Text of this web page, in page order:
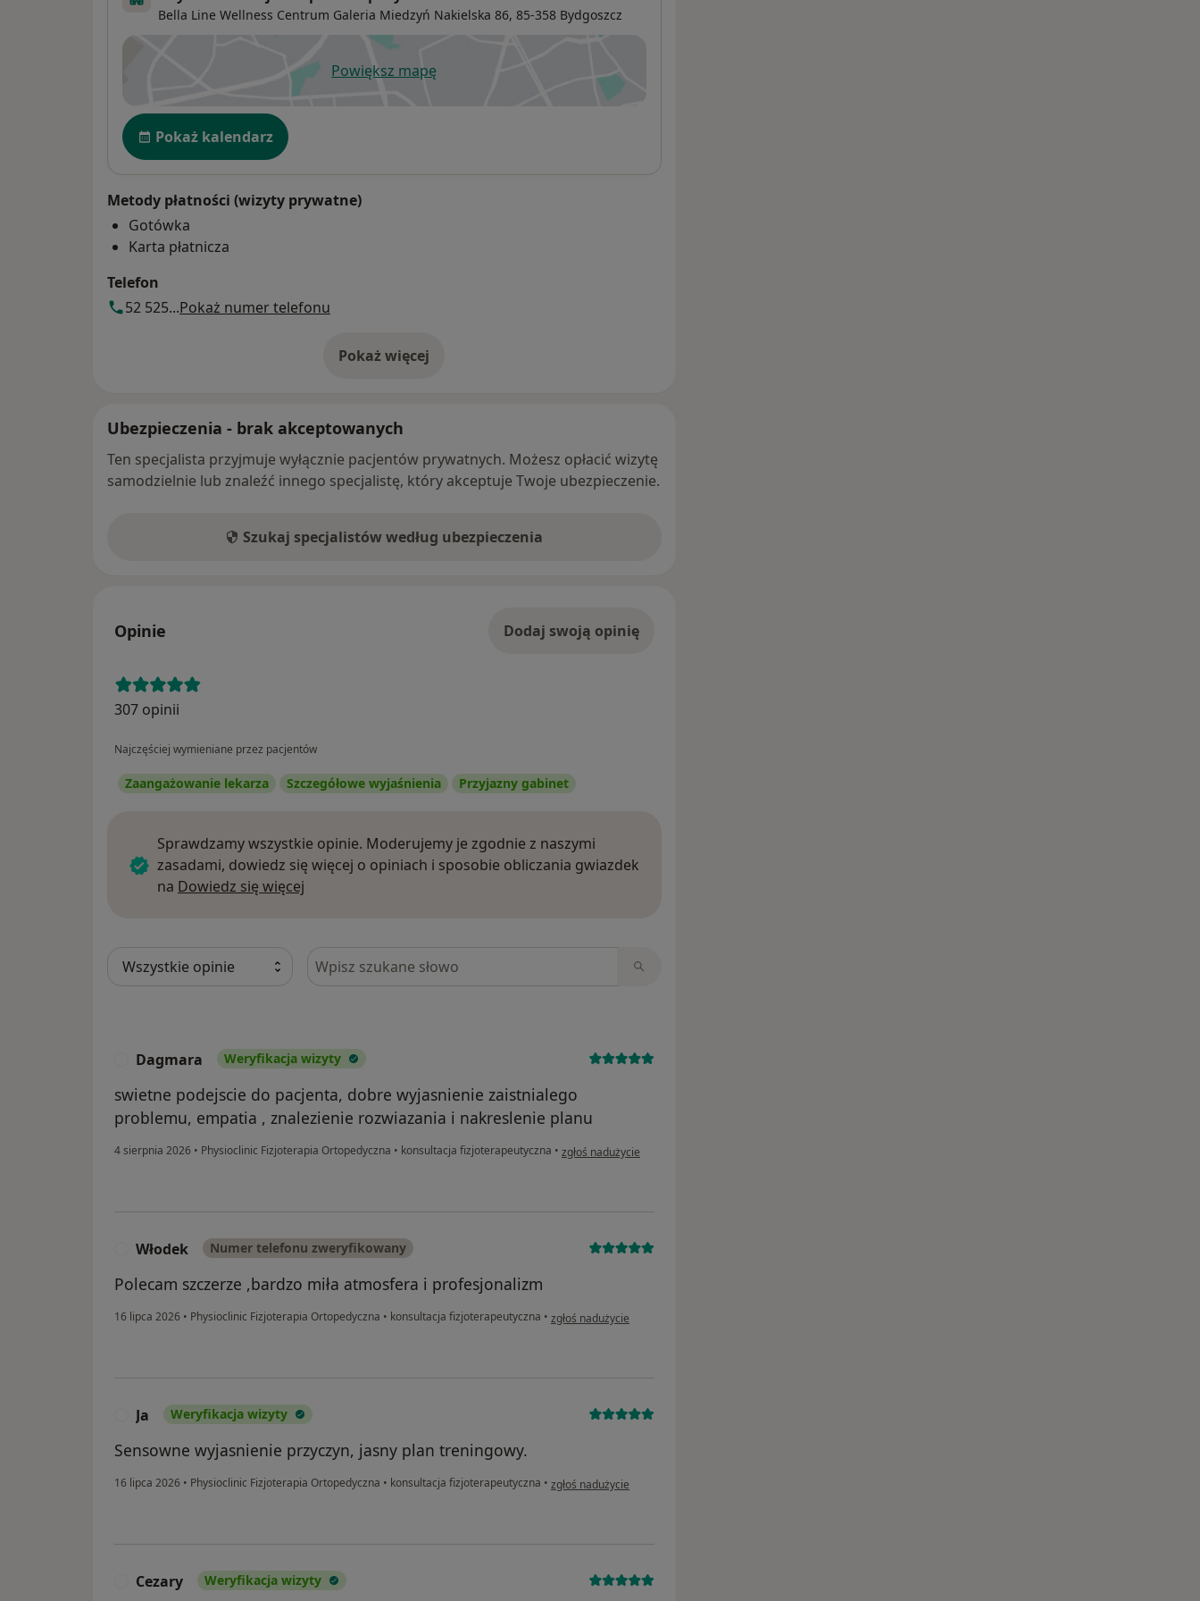
Bella Line Wellness Centrum Galeria Miedzyń Nakielska 86, 85-358 Bydgoszcz
Powiększ mapęotwiera się w nowej karcie
Dostępność
Pokaż kalendarz
Metody płatności (wizyty prywatne)
Gotówka
Karta płatnicza
Telefon
52 525...Pokaż numer telefonu
Pokaż więcej
o adresie
Ubezpieczenia - brak akceptowanych
Ten specjalista przyjmuje wyłącznie pacjentów prywatnych. Możesz opłacić wizytę
samodzielnie lub znaleźć innego specjalistę, który akceptuje Twoje ubezpieczenie.
Szukaj specjalistów według ubezpieczenia
Opinie Dodaj swoją opinię
307 opinii
Najczęściej wymieniane przez pacjentów
Zaangażowanie lekarza Szczegółowe wyjaśnienia Przyjazny gabinet
Sprawdzamy wszystkie opinie. Moderujemy je zgodnie z naszymi
zasadami, dowiedz się więcej o opiniach i sposobie obliczania gwiazdek
na Dowiedz się więcej
Szukaj w opiniach
Dagmara Weryfikacja wizyty
swietne podejscie do pacjenta, dobre wyjasnienie zaistnialego
problemu, empatia , znalezienie rozwiazania i nakreslenie planu
4 sierpnia 2026 • Physioclinic Fizjoterapia Ortopedyczna • konsultacja fizjoterapeutyczna • w opinii użytkownika Dagmara
zgłoś nadużycie
Włodek Numer telefonu zweryfikowany
Polecam szczerze ,bardzo miła atmosfera i profesjonalizm
16 lipca 2026 • Physioclinic Fizjoterapia Ortopedyczna • konsultacja fizjoterapeutyczna • w opinii użytkownika Włodek
zgłoś nadużycie
Ja Weryfikacja wizyty
Sensowne wyjasnienie przyczyn, jasny plan treningowy.
16 lipca 2026 • Physioclinic Fizjoterapia Ortopedyczna • konsultacja fizjoterapeutyczna • w opinii użytkownika Ja
zgłoś nadużycie
Cezary Weryfikacja wizyty